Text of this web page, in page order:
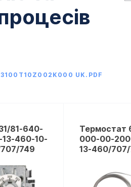
UK.PDF
81-640-
460-10-
749
Термостат
000-00-
13-460/